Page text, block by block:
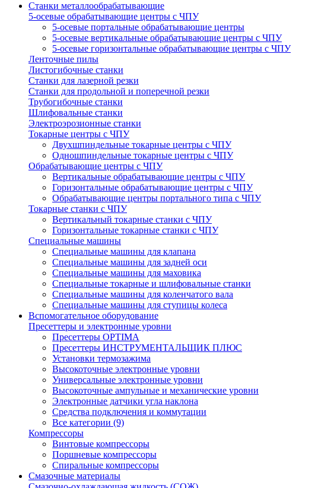
Станки металлообрабатывающие
5-осевые обрабатывающие центры с ЧПУ
5-осевые портальные обрабатывающие центры
5-осевые вертикальные обрабатывающие центры с ЧПУ
5-осевые горизонтальные обрабатывающие центры с ЧПУ
Ленточные пилы
Листогибочные станки
Станки для лазерной резки
Станки для продольной и поперечной резки
Трубогибочные станки
Шлифовальные станки
Электроэрозионные станки
Токарные центры с ЧПУ
Двухшпиндельные токарные центры с ЧПУ
Одношпиндельные токарные центры с ЧПУ
Обрабатывающие центры с ЧПУ
Вертикальные обрабатывающие центры с ЧПУ
Горизонтальные обрабатывающие центры с ЧПУ
Обрабатывающие центры портального типа с ЧПУ
Токарные станки с ЧПУ
Вертикальный токарные станки с ЧПУ
Горизонтальные токарные станки с ЧПУ
Специальные машины
Специальные машины для клапана
Специальные машины для задней оси
Специальные машины для маховика
Специальные токарные и шлифовальные станки
Специальные машины для коленчатого вала
Специальные машины для ступицы колеса
Вспомогательное оборудование
Пресеттеры и электронные уровни
Пресеттеры OPTIMA
Пресеттеры ИНСТРУМЕНТАЛЬЩИК ПЛЮС
Установки термозажима
Высокоточные электронные уровни
Универсальные электронные уровни
Высокоточные ампульные и механические уровни
Электронные датчики угла наклона
Средства подключения и коммутации
Все категории (9)
Компрессоры
Винтовые компрессоры
Поршневые компрессоры
Спиральные компрессоры
Смазочные материалы